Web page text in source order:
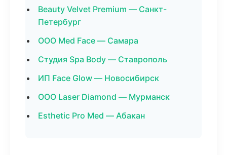
Beauty Velvet Premium — Санкт-
Петербург
ООО Med Face — Самара
Студия Spa Body — Ставрополь
ИП Face Glow — Новосибирск
ООО Laser Diamond — Мурманск
Esthetic Pro Med — Абакан